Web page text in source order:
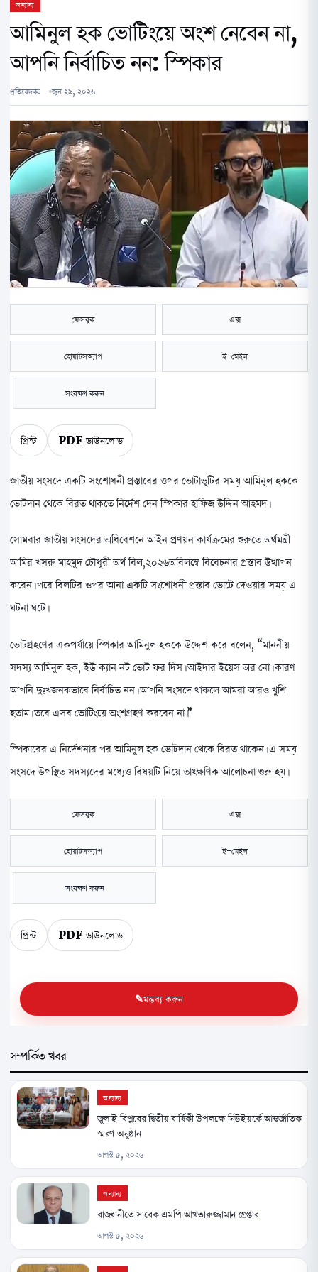
অন্যান্য
আমিনুল হক ভোটিংয়ে অংশ নেবেন না,
আপনি নির্বাচিত নন: স্পিকার
প্রতিবেদক: জুন ২৯, ২০২৬
ফেসবুক এক্স
হোয়াটসঅ্যাপ ই-মেইল
সংরক্ষণ করুন
প্রিন্ট PDF ডাউনলোড
জাতীয় সংসদে একটি সংশোধনী প্রস্তাবের ওপর ভোটাভুটির সময় আমিনুল হককে
ভোটদান থেকে বিরত থাকতে নির্দেশ দেন স্পিকার হাফিজ উদ্দিন আহমদ।
সোমবার জাতীয় সংসদের অধিবেশনে আইন প্রণয়ন কার্যক্রমের শুরুতে অর্থমন্ত্রী
আমির খসরু মাহমুদ চৌধুরী অর্থ বিল,২০২৬অবিলম্বে বিবেচনার প্রস্তাব উত্থাপন
করেন। পরে বিলটির ওপর আনা একটি সংশোধনী প্রস্তাব ভোটে দেওয়ার সময় এ
ঘটনা ঘটে।
ভোটগ্রহণের একপর্যায়ে স্পিকার আমিনুল হককে উদ্দেশ করে বলেন, “মাননীয়
সদস্য আমিনুল হক, ইউ ক্যান নট ভোট ফর দিস। আইদার ইয়েস অর নো। কারণ
আপনি দুঃখজনকভাবে নির্বাচিত নন। আপনি সংসদে থাকলে আমরা আরও খুশি
হতাম। তবে এসব ভোটিংয়ে অংশগ্রহণ করবেন না।”
স্পিকারের এ নির্দেশনার পর আমিনুল হক ভোটদান থেকে বিরত থাকেন। এ সময়
সংসদে উপস্থিত সদস্যদের মধ্যেও বিষয়টি নিয়ে তাৎক্ষণিক আলোচনা শুরু হয়।
ফেসবুক এক্স
হোয়াটসঅ্যাপ ই-মেইল
সংরক্ষণ করুন
প্রিন্ট PDF ডাউনলোড
মন্তব্য করুন
সম্পর্কিত খবর
অন্যান্য
জুলাই বিপ্লবের দ্বিতীয় বার্ষিকী উপলক্ষে নিউইয়র্কে আন্তর্জাতিক
স্মরণ অনুষ্ঠান
আগস্ট ৫, ২০২৬
অন্যান্য
রাজধানীতে সাবেক এমপি আখতারুজ্জামান গ্রেপ্তার
আগস্ট ৫, ২০২৬